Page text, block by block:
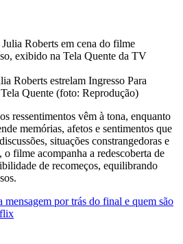
Roberts estrelam Ingresso Para
Quente (foto: Reprodução)
ressentimentos vêm à tona, enquanto
memórias, afetos e sentimentos que
situações constrangedoras e
filme acompanha a redescoberta de
de recomeços, equilibrando